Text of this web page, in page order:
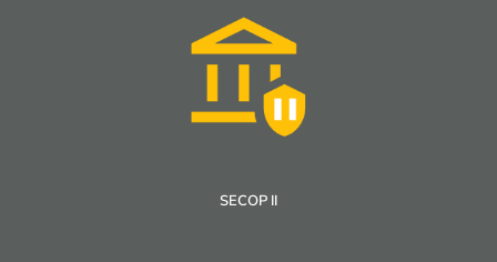
SECOP II